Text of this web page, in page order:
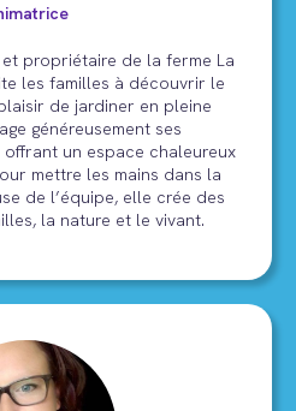
propriétaire de la ferme La
les familles à découvrir le
de jardiner en pleine
généreusement ses
un espace chaleureux
mettre les mains dans la
de l’équipe, elle crée des
la nature et le vivant.